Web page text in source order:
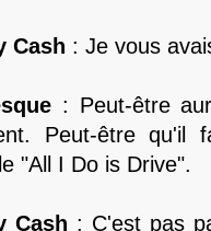
Cash : Je vous
: Peut-être
Peut-être qu'il
"All I Do is Drive".
Cash : C'est pas